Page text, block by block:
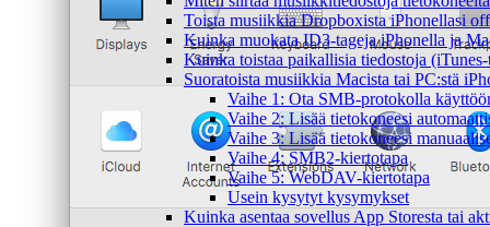
Toista musiikkia Dropboxista iPhonellasi
Kuinka muokata ID3-tageja iPhonella ja
Kuinka toistaa paikallisia tiedostoja
Suoratoista musiikkia Macista tai PC:stä
Vaihe 1: Ota SMB-protokolla
Vaihe 2: Lisää tietokoneesi
Vaihe 3: Lisää tietokoneesi
Vaihe 4: SMB2-kiertotapa
Vaihe 5: WebDAV-kiertotapa
Usein kysytyt kysymykset
Kuinka asentaa sovellus App Storesta tai